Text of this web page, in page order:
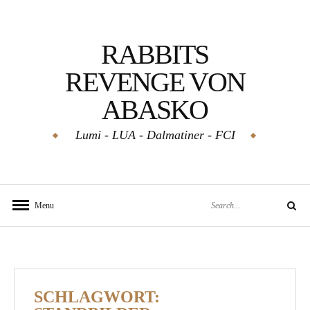
RABBITS
REVENGE VON
ABASKO
Lumi - LUA - Dalmatiner - FCI
Menu Search
SCHLAGWORT: